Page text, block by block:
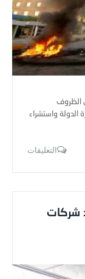
الظروف
الدولة واستشراء
التعليقات
شركات